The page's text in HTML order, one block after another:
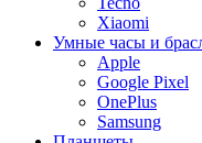
Xiaomi
Умные часы и
Apple
Google Pixel
OnePlus
Samsung